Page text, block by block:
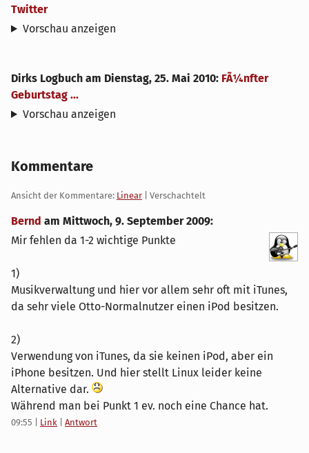
Twitter
Vorschau anzeigen
Dirks Logbuch am Dienstag, 25. Mai 2010: FÃ¼nfter
Geburtstag ...
Vorschau anzeigen
Kommentare
Ansicht der Kommentare: Linear | Verschachtelt
Bernd am Mittwoch, 9. September 2009:
Mir fehlen da 1-2 wichtige Punkte
1)
Musikverwaltung und hier vor allem sehr oft mit iTunes,
da sehr viele Otto-Normalnutzer einen iPod besitzen.
2)
Verwendung von iTunes, da sie keinen iPod, aber ein
iPhone besitzen. Und hier stellt Linux leider keine
Alternative dar.
Während man bei Punkt 1 ev. noch eine Chance hat.
09:55 Link Antwort